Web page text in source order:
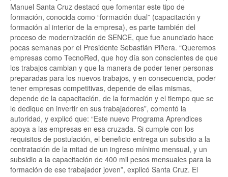
Manuel Santa Cruz destacó que fomentar este tipo de
formación, conocida como “formación dual” (capacitación y
formación al interior de la empresa), es parte también del
proceso de modernización de SENCE, que fue anunciado hace
pocas semanas por el Presidente Sebastián Piñera. “Queremos
empresas como TecnoRed, que hoy día son conscientes de que
los trabajos cambian y que la manera de poder tener personas
preparadas para los nuevos trabajos, y en consecuencia, poder
tener empresas competitivas, depende de ellas mismas,
depende de la capacitación, de la formación y el tiempo que se
le dedique en invertir en sus trabajadores”, comentó la
autoridad, y explicó que: “Este nuevo Programa Aprendices
apoya a las empresas en esa cruzada. Si cumple con los
requisitos de postulación, el beneficio entrega un subsidio a la
contratación de la mitad de un ingreso mínimo mensual, y un
subsidio a la capacitación de 400 mil pesos mensuales para la
formación de ese trabajador joven”, explicó Santa Cruz. El